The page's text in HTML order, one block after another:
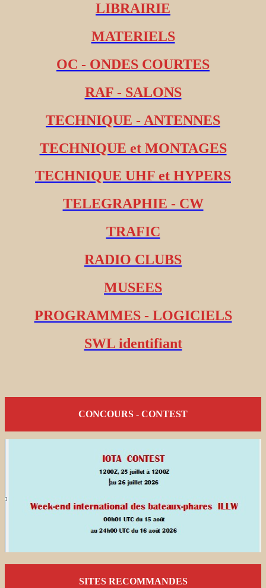
LIBRAIRIE
MATERIELS
OC - ONDES COURTES
RAF - SALONS
TECHNIQUE - ANTENNES
TECHNIQUE et MONTAGES
TECHNIQUE UHF et HYPERS
TELEGRAPHIE - CW
TRAFIC
RADIO CLUBS
MUSEES
PROGRAMMES - LOGICIELS
SWL identifiant
CONCOURS - CONTEST
SITES RECOMMANDES